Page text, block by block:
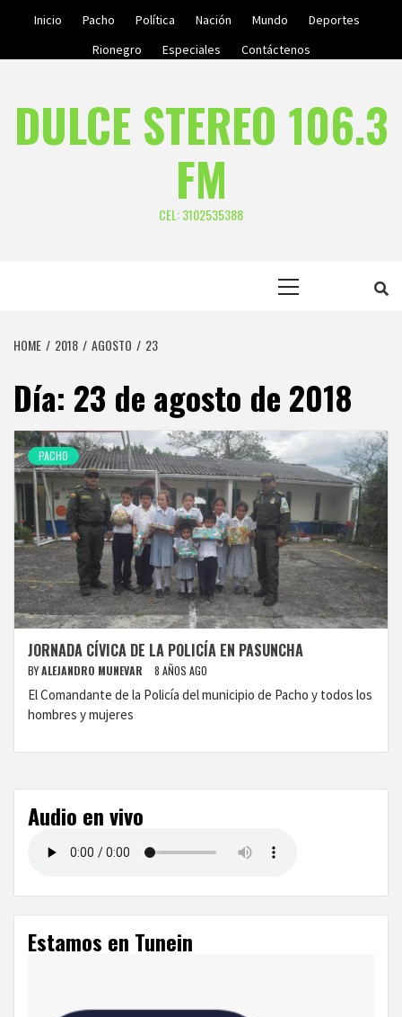
Inicio Pacho Política Nación Mundo
Deportes
Rionegro
Especiales Contáctenos
DULCE STEREO 106.3
FM
CEL: 3102535388
HOME 2018 AGOSTO 23
Día: 23 de agosto de 2018
PACHO
JORNADA CÍVICA DE LA POLICÍA EN PASUNCHA
BYALEJANDRO MUNEVAR 8 AÑOS AGO
El Comandante de la Policía del municipio de Pacho y todos los
hombres y mujeres
Audio en vivo
Estamos en Tunein